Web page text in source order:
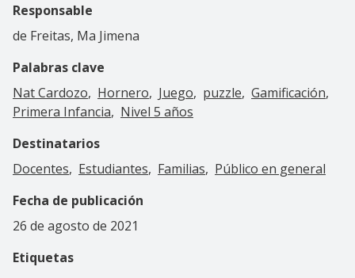
Responsable
de Freitas, Ma Jimena
Palabras clave
Nat Cardozo
Hornero Juego puzzle Gamificación
Primera Infancia
Nivel 5 años
Destinatarios
Docentes
Estudiantes Familias
Público en general
Fecha de publicación
26 de agosto de 2021
Etiquetas